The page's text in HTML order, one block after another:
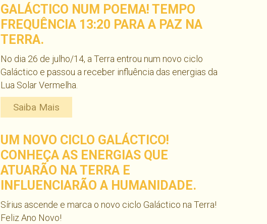
GALÁCTICO NUM POEMA! TEMPO
FREQUÊNCIA 13:20 PARA A PAZ NA
TERRA.
No dia 26 de julho/14, a Terra entrou num novo ciclo
Galáctico e passou a receber influência das energias da
Lua Solar Vermelha.
Saiba Mais
UM NOVO CICLO GALÁCTICO!
CONHEÇA AS ENERGIAS QUE
ATUARÃO NA TERRA E
INFLUENCIARÃO A HUMANIDADE.
Sírius ascende e marca o novo ciclo Galáctico na Terra!
Feliz Ano Novo!